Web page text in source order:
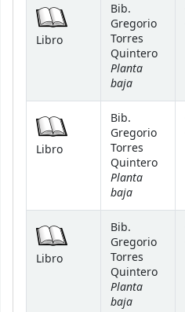
Libro
Bib.
Gregorio
Torres
Quintero
Planta
baja
Libro
Bib.
Gregorio
Torres
Quintero
Planta
baja
Libro
Bib.
Gregorio
Torres
Quintero
Planta
baja